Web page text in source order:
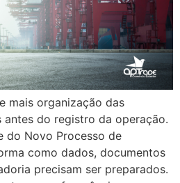
mais organização das
do registro da operação.
do Novo Processo de
como dados, documentos
precisam ser preparados.